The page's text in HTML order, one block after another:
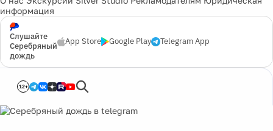
информация
Слушайте
Серебряный
дождь
App Store Google Play Telegram App
12+